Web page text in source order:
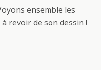
ensemble les
revoir de son dessin !